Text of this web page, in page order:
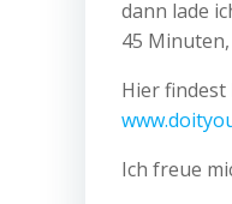
dann lade
45
Hier
Ich freue